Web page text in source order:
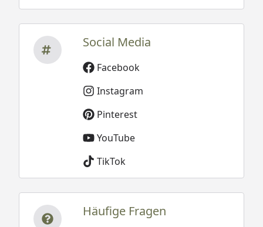
Social Media
Facebook
Instagram
Pinterest
YouTube
TikTok
Häufige Fragen